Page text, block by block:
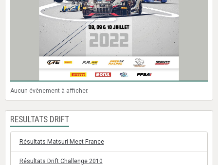
Aucun évènement à afficher.
RESULTATS DRIFT
Résultats Matsuri Meet France
Résultats Drift Challenge 2010